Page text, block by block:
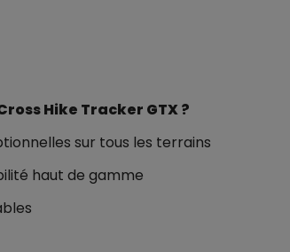
Hike Tracker GTX ?
sur tous les terrains
haut de gamme